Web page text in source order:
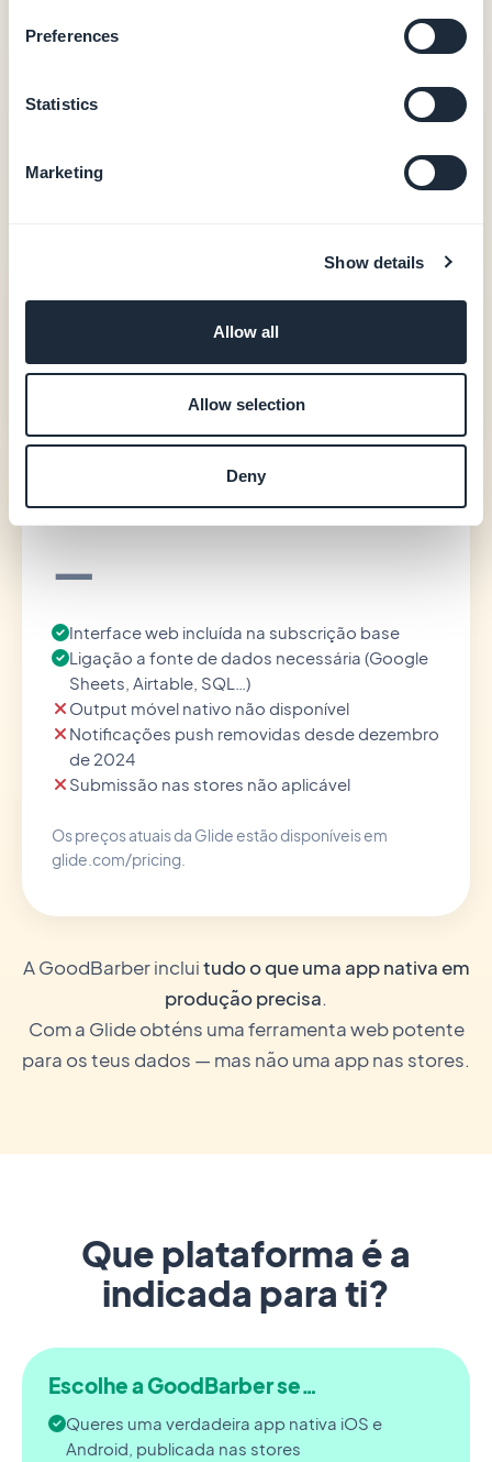
Preferences
Statistics
Marketing
Show details
Allow all
Allow selection
Deny
Apps nativas iOS + Android — a partir de 55
Output nativo iOS + Android (Swift + Kotlin)
Compras in-app (Apple StoreKit / Google Play
Glide
—
Interface web incluída na subscrição base
Ligação a fonte de dados necessária (Google
Sheets, Airtable, SQL…)
Output móvel nativo não disponível
Notificações push removidas desde dezembro
de 2024
Submissão nas stores não aplicável
Os preços atuais da Glide estão disponíveis em
glide.com/pricing.
A GoodBarber incluitudo o que uma app nativa em
produção precisa.
Com a Glide obténs uma ferramenta web potente
para os teus dados — mas não uma app nas stores.
Que plataforma é a
indicada para ti?
Escolhe a GoodBarber se…
Queres uma verdadeira app nativa iOS e
Android, publicada nas stores